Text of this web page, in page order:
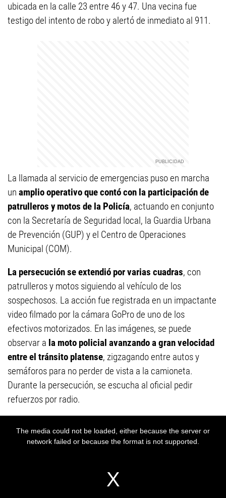
ubicada en la calle 23 entre 46 y 47. Una vecina fue
testigo del intento de robo y alertó de inmediato al 911.
La llamada al servicio de emergencias puso en marcha
un amplio operativo que contó con la participación de
patrulleros y motos de la Policía, actuando en conjunto
con la Secretaría de Seguridad local, la Guardia Urbana
de Prevención (GUP) y el Centro de Operaciones
Municipal (COM).
La persecución se extendió por varias cuadras, con
patrulleros y motos siguiendo al vehículo de los
sospechosos. La acción fue registrada en un impactante
video filmado por la cámara GoPro de uno de los
efectivos motorizados. En las imágenes, se puede
observar a la moto policial avanzando a gran velocidad
entre el tránsito platense, zigzagando entre autos y
semáforos para no perder de vista a la camioneta.
Durante la persecución, se escucha al oficial pedir
refuerzos por radio.